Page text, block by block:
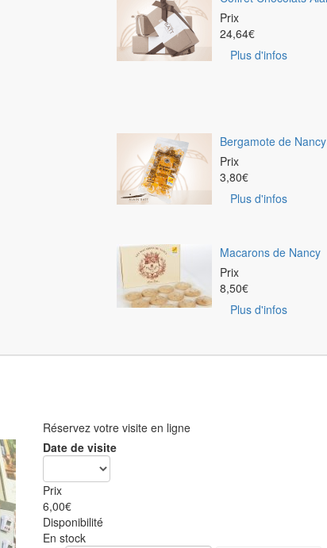
Prix
24,64€
Plus d'infos
Bergamote de
Prix
3,80€
Plus d'infos
Macarons de Nancy
Prix
8,50€
Plus d'infos
Réservez votre visite en ligne
Date de visite
Prix
6,00€
Disponibilité
En stock